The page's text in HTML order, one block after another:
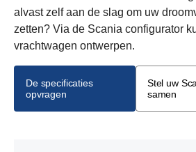
alvast zelf aan de slag om uw
zetten? Via de Scania configurator
vrachtwagen ontwerpen.
De specificaties
opvragen
Stel uw
samen